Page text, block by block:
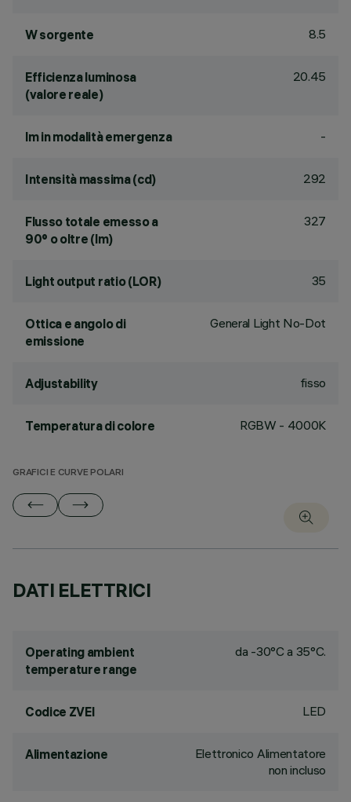
W sorgente 8.5
Efficienza luminosa
(valore reale)
20.45
lm in modalità emergenza -
Intensità massima (cd) 292
Flusso totale emesso a
90° o oltre (lm)
327
Light output ratio (LOR) 35
Ottica e angolo di
emissione
General Light No-Dot
Adjustability fisso
Temperatura di colore RGBW - 4000K
GRAFICI E CURVE POLARI
DATI ELETTRICI
Operating ambient
temperature range
da -30°C a 35°C.
Codice ZVEI LED
Alimentazione
Elettronico Alimentatore
non incluso